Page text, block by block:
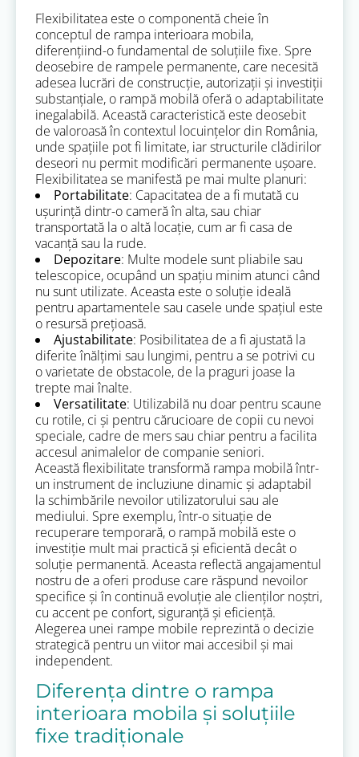
Flexibilitatea este o componentă cheie în
conceptul de rampa interioara mobila,
diferențiind-o fundamental de soluțiile fixe. Spre
deosebire de rampele permanente, care necesită
adesea lucrări de construcție, autorizații și investiții
substanțiale, o rampă mobilă oferă o adaptabilitate
inegalabilă. Această caracteristică este deosebit
de valoroasă în contextul locuințelor din România,
unde spațiile pot fi limitate, iar structurile clădirilor
deseori nu permit modificări permanente ușoare.
Flexibilitatea se manifestă pe mai multe planuri:
Portabilitate: Capacitatea de a fi mutată cu
ușurință dintr-o cameră în alta, sau chiar
transportată la o altă locație, cum ar fi casa de
vacanță sau la rude.
Depozitare: Multe modele sunt pliabile sau
telescopice, ocupând un spațiu minim atunci când
nu sunt utilizate. Aceasta este o soluție ideală
pentru apartamentele sau casele unde spațiul este
o resursă prețioasă.
Ajustabilitate: Posibilitatea de a fi ajustată la
diferite înălțimi sau lungimi, pentru a se potrivi cu
o varietate de obstacole, de la praguri joase la
trepte mai înalte.
Versatilitate: Utilizabilă nu doar pentru scaune
cu rotile, ci și pentru cărucioare de copii cu nevoi
speciale, cadre de mers sau chiar pentru a facilita
accesul animalelor de companie seniori.
Această flexibilitate transformă rampa mobilă într-
un instrument de incluziune dinamic și adaptabil
la schimbările nevoilor utilizatorului sau ale
mediului. Spre exemplu, într-o situație de
recuperare temporară, o rampă mobilă este o
investiție mult mai practică și eficientă decât o
soluție permanentă. Aceasta reflectă angajamentul
nostru de a oferi produse care răspund nevoilor
specifice și în continuă evoluție ale clienților noștri,
cu accent pe confort, siguranță și eficiență.
Alegerea unei rampe mobile reprezintă o decizie
strategică pentru un viitor mai accesibil și mai
independent.
Diferența dintre o rampa
interioara mobila și soluțiile
fixe tradiționale